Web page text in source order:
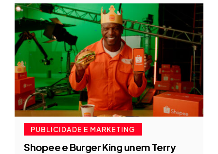
PUBLICIDADE E MARKETING
Shopee e Burger King unem Terry